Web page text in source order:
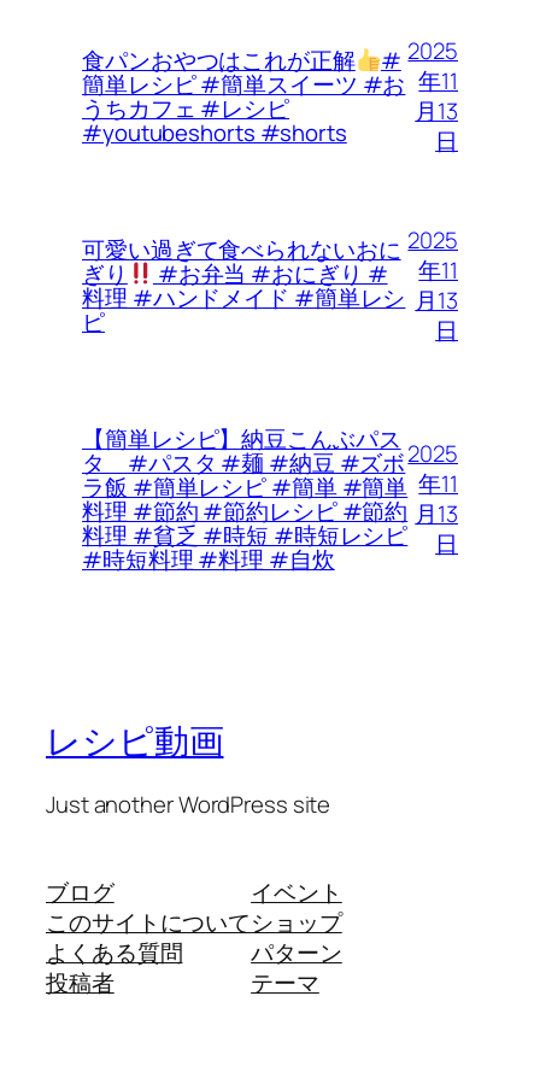
食パンおやつはこれが正解 #
簡単レシピ #簡単スイーツ #お
うちカフェ #レシピ
#youtubeshorts #shorts
2025
年11
月13
日
可愛い過ぎて食べられないおに
ぎり #お弁当 #おにぎり #
料理 #ハンドメイド #簡単レシ
ピ
2025
年11
月13
日
【簡単レシピ】納豆こんぶパス
タ #パスタ #麺 #納豆 #ズボ
ラ飯 #簡単レシピ #簡単 #簡単
料理 #節約 #節約レシピ #節約
料理 #貧乏 #時短 #時短レシピ
#時短料理 #料理 #自炊
2025
年11
月13
日
レシピ動画
Just another WordPress site
ブログ
このサイトについて
よくある質問
投稿者
イベント
ショップ
パターン
テーマ